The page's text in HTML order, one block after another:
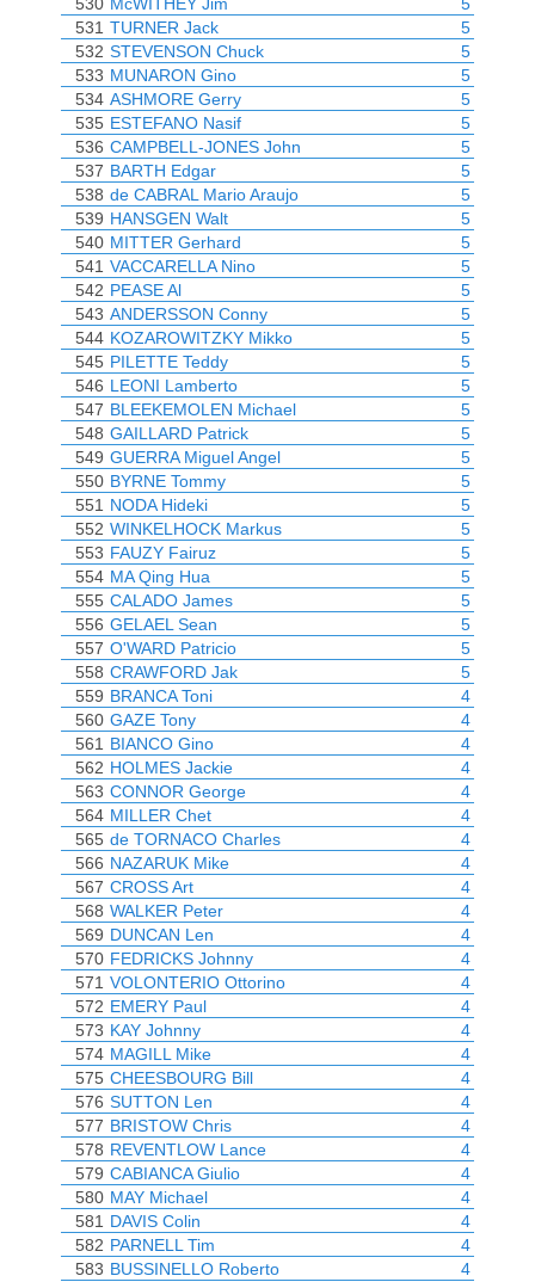
531 TURNER Jack
5
532 STEVENSON Chuck
5
533 MUNARON Gino
5
534 ASHMORE Gerry
5
535 ESTEFANO Nasif
5
536 CAMPBELL-JONES John
5
537 BARTH Edgar
5
538 de CABRAL Mario Araujo
5
539 HANSGEN Walt
5
540 MITTER Gerhard
5
541 VACCARELLA Nino
5
542 PEASE Al
5
543 ANDERSSON Conny
5
544 KOZAROWITZKY Mikko
5
545 PILETTE Teddy
5
546 LEONI Lamberto
5
547 BLEEKEMOLEN Michael
5
548 GAILLARD Patrick
5
549 GUERRA Miguel Angel
5
550 BYRNE Tommy
5
551 NODA Hideki
5
552 WINKELHOCK Markus
5
553 FAUZY Fairuz
5
554 MA Qing Hua
5
555 CALADO James
5
556 GELAEL Sean
5
557 O'WARD Patricio
5
558 CRAWFORD Jak
5
559 BRANCA Toni
4
560 GAZE Tony
4
561 BIANCO Gino
4
562 HOLMES Jackie
4
563 CONNOR George
4
564 MILLER Chet
4
565 de TORNACO Charles
4
566 NAZARUK Mike
4
567 CROSS Art
4
568 WALKER Peter
4
569 DUNCAN Len
4
570 FEDRICKS Johnny
4
571 VOLONTERIO Ottorino
4
572 EMERY Paul
4
573 KAY Johnny
4
574 MAGILL Mike
4
575 CHEESBOURG Bill
4
576 SUTTON Len
4
577 BRISTOW Chris
4
578 REVENTLOW Lance
4
579 CABIANCA Giulio
4
580 MAY Michael
4
581 DAVIS Colin
4
582 PARNELL Tim
4
583 BUSSINELLO Roberto
4